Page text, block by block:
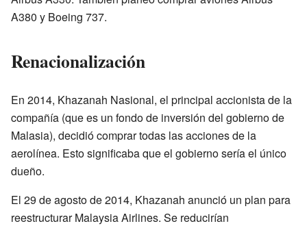
A380 y Boeing 737.
Renacionalización
En 2014, Khazanah Nasional, el principal accionista de la
compañía (que es un fondo de inversión del gobierno de
Malasia), decidió comprar todas las acciones de la
aerolínea. Esto significaba que el gobierno sería el único
dueño.
El 29 de agosto de 2014, Khazanah anunció un plan para
reestructurar Malaysia Airlines. Se reducirían